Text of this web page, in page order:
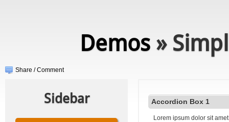
Demos»
Share / Comment
Accordion Box 1
Lorem ipsum dolor sit
Sidebar